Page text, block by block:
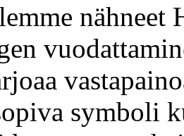
nähneet
symboli